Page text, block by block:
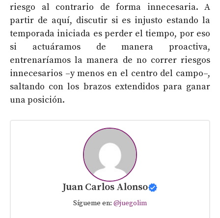
riesgo al contrario de forma innecesaria. A
partir de aquí, discutir si es injusto estando la
temporada iniciada es perder el tiempo, por eso
si actuáramos de manera proactiva,
entrenaríamos la manera de no correr riesgos
innecesarios –y menos en el centro del campo–,
saltando con los brazos extendidos para ganar
una posición.
Juan Carlos Alonso
Sígueme en: @juegolim